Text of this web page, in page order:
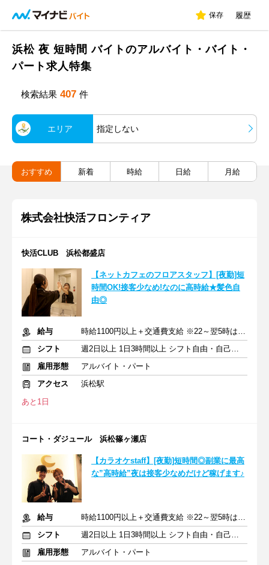
保存 履歴
浜松 夜 短時間 バイトのアルバイト・バイト・
パート求人特集
検索結果 407 件
エリア 指定しない
おすすめ 新着 時給 日給 月給
株式会社快活フロンティア
快活CLUB 浜松都盛店
【ネットカフェのフロアスタッフ】[夜勤]短
時間OK!接客少なめ!なのに高時給★髪色自
由◎
給与
時給1100円以上＋交通費支給 ※22～翌5時は時給1375円
シフト
週2日以上 1日3時間以上 シフト自由・自己申告
雇用形態
アルバイト・パート
アクセス
浜松駅
あと1日
コート・ダジュール 浜松篠ヶ瀬店
【カラオケstaff】[夜勤]短時間◎副業に最高
な”高時給”夜は接客少なめだけど稼げます♪
給与
時給1100円以上＋交通費支給 ※22～翌5時は時給1375円
シフト
週2日以上 1日3時間以上 シフト自由・自己申告
雇用形態
アルバイト・パート